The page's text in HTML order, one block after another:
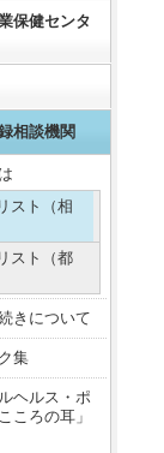
保健センタ
相談機関
スト（相
スト（都
きについて
集
ヘルス・ポ
ころの耳」